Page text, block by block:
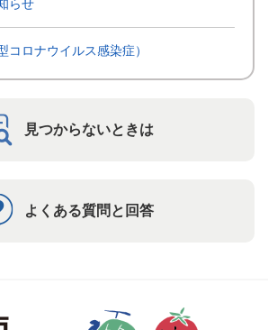
らせ
コロナウイルス感染症）
見つからないときは
よくある質問と回答